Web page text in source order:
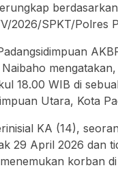
2026/SPKT/Polres
18.00 WIB di
Utara, Kota
KA (14),
29 April 2026 dan
korban